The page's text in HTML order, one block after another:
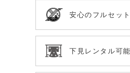
安心のフルセッ
下見レンタル可能